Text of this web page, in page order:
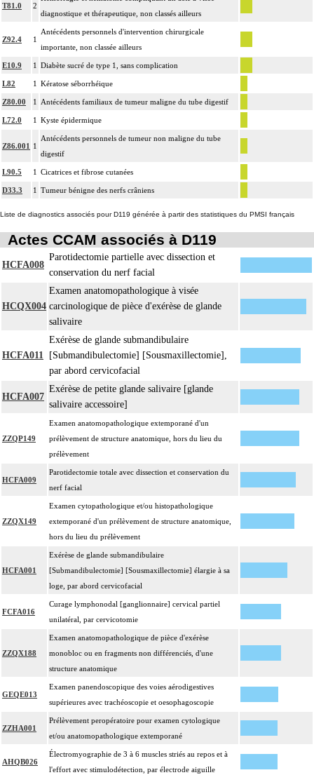
T81.0 2
diagnostique et thérapeutique, non classés ailleurs
Z92.4 1
Antécédents personnels d'intervention chirurgicale
importante, non classée ailleurs
E10.9 1 Diabète sucré de type 1, sans complication
L82 1 Kératose séborrhéique
Z80.00 1 Antécédents familiaux de tumeur maligne du tube digestif
L72.0 1 Kyste épidermique
Z86.001 1
Antécédents personnels de tumeur non maligne du tube
digestif
L90.5 1 Cicatrices et fibrose cutanées
D33.3 1 Tumeur bénigne des nerfs crâniens
Liste de diagnostics associés pour D119 générée à partir des statistiques du PMSI français
Actes CCAM associés à D119
HCFA008
Parotidectomie partielle avec dissection et
conservation du nerf facial
HCQX004
Examen anatomopathologique à visée
carcinologique de pièce d'exérèse de glande
salivaire
HCFA011
Exérèse de glande submandibulaire
[Submandibulectomie] [Sousmaxillectomie],
par abord cervicofacial
HCFA007
Exérèse de petite glande salivaire [glande
salivaire accessoire]
ZZQP149
Examen anatomopathologique extemporané d'un
prélèvement de structure anatomique, hors du lieu du
prélèvement
HCFA009
Parotidectomie totale avec dissection et conservation du
nerf facial
ZZQX149
Examen cytopathologique et/ou histopathologique
extemporané d'un prélèvement de structure anatomique,
hors du lieu du prélèvement
HCFA001
Exérèse de glande submandibulaire
[Submandibulectomie] [Sousmaxillectomie] élargie à sa
loge, par abord cervicofacial
FCFA016
Curage lymphonodal [ganglionnaire] cervical partiel
unilatéral, par cervicotomie
ZZQX188
Examen anatomopathologique de pièce d'exérèse
monobloc ou en fragments non différenciés, d'une
structure anatomique
GEQE013
Examen panendoscopique des voies aérodigestives
supérieures avec trachéoscopie et oesophagoscopie
ZZHA001
Prélèvement peropératoire pour examen cytologique
et/ou anatomopathologique extemporané
AHQB026
Électromyographie de 3 à 6 muscles striés au repos et à
l'effort avec stimulodétection, par électrode aiguille